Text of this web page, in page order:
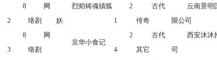
8
2
网
络剧
烈焰铸魂镇狐
妖
2
1
古代
传奇
云南景明
限公司
8
3
网
络剧
京华小食记
2
4
古代
其它
西安沐沐
司